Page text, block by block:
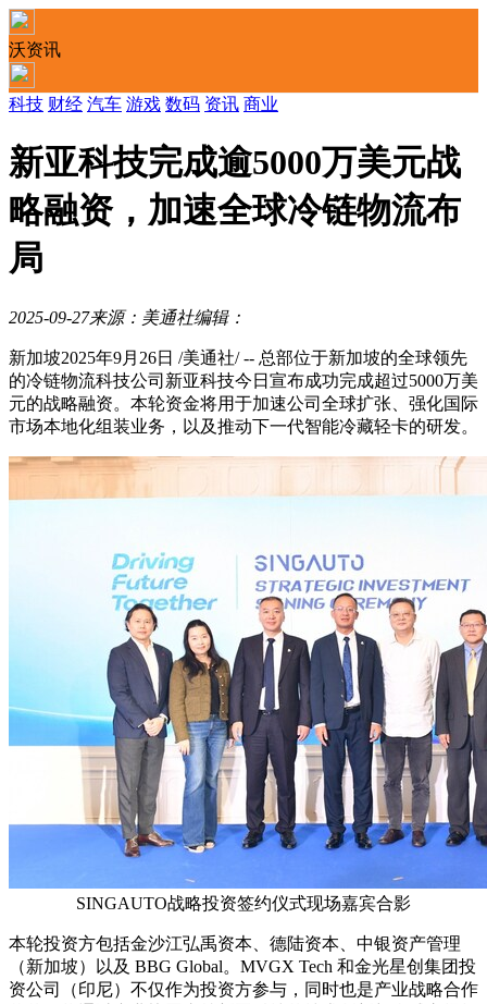
沃资讯
科技 财经 汽车 游戏 数码 资讯 商业
新亚科技完成逾5000万美元战
略融资，加速全球冷链物流布
局
2025-09-27来源：美通社编辑：
新加坡2025年9月26日 /美通社/ -- 总部位于新加坡的全球领先
的冷链物流科技公司新亚科技今日宣布成功完成超过5000万美
元的战略融资。本轮资金将用于加速公司全球扩张、强化国际
市场本地化组装业务，以及推动下一代智能冷藏轻卡的研发。
SINGAUTO战略投资签约仪式现场嘉宾合影
本轮投资方包括金沙江弘禹资本、德陆资本、中银资产管理
（新加坡）以及 BBG Global。MVGX Tech 和金光星创集团投
资公司（印尼）不仅作为投资方参与，同时也是产业战略合作